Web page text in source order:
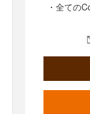
・全ての